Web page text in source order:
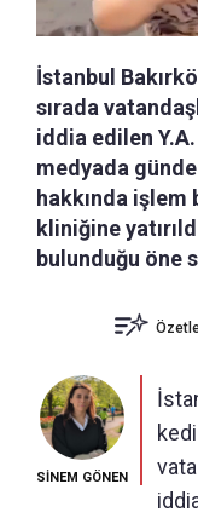
İstanbul
sırada
iddia edilen
medyada
hakkında işlem
kliniğine
bulunduğu öne
SİNEM GÖNEN